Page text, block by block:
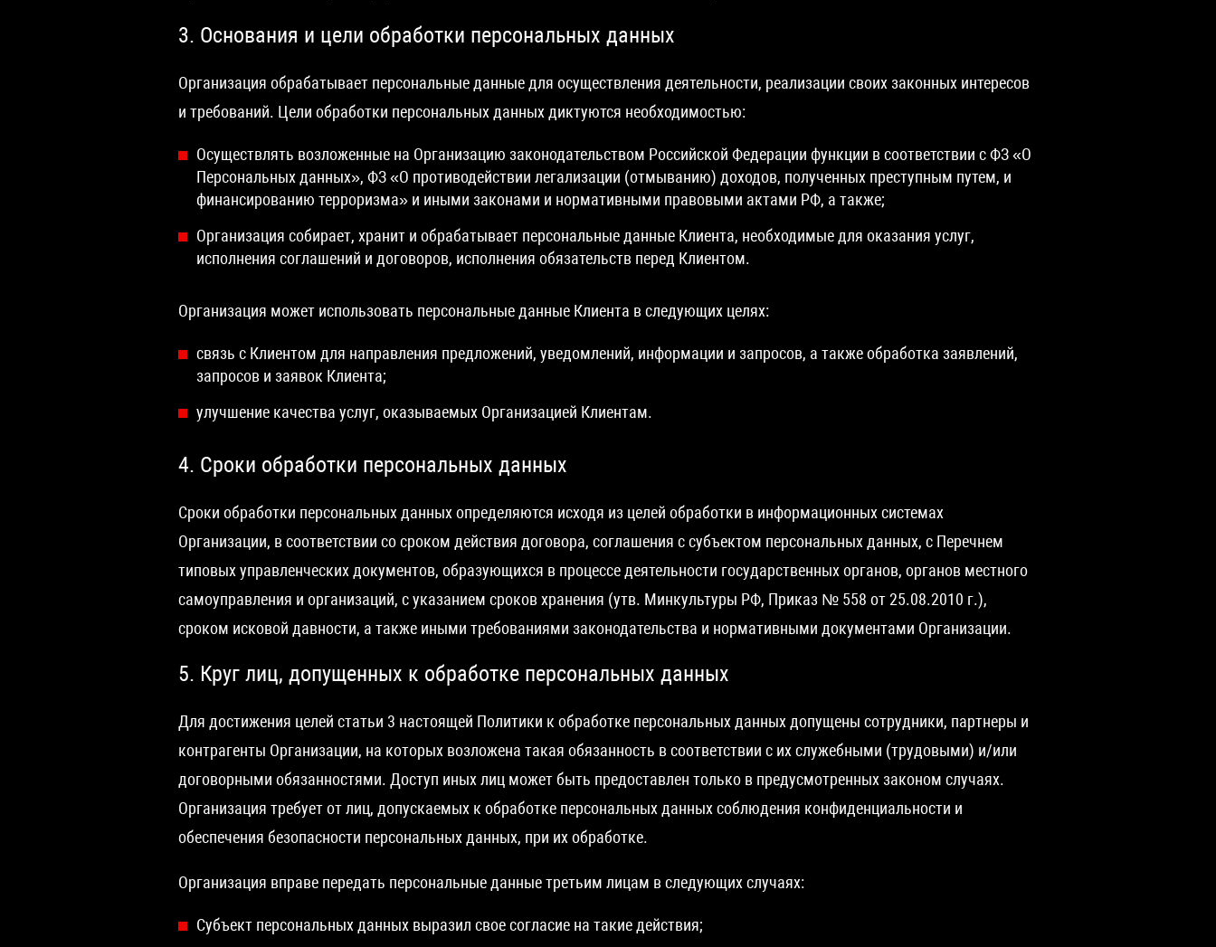
3. Основания и цели обработки персональных данных
Организация обрабатывает персональные данные для осуществления деятельности, реализации своих законных интересов
и требований. Цели обработки персональных данных диктуются необходимостью:
Осуществлять возложенные на Организацию законодательством Российской Федерации функции в соответствии с ФЗ «О
Персональных данных», ФЗ «О противодействии легализации (отмыванию) доходов, полученных преступным путем, и
финансированию терроризма» и иными законами и нормативными правовыми актами РФ, а также;
Организация собирает, хранит и обрабатывает персональные данные Клиента, необходимые для оказания услуг,
исполнения соглашений и договоров, исполнения обязательств перед Клиентом.
Организация может использовать персональные данные Клиента в следующих целях:
связь с Клиентом для направления предложений, уведомлений, информации и запросов, а также обработка заявлений,
запросов и заявок Клиента;
улучшение качества услуг, оказываемых Организацией Клиентам.
4. Сроки обработки персональных данных
Сроки обработки персональных данных определяются исходя из целей обработки в информационных системах
Организации, в соответствии со сроком действия договора, соглашения с субъектом персональных данных, с Перечнем
типовых управленческих документов, образующихся в процессе деятельности государственных органов, органов местного
самоуправления и организаций, с указанием сроков хранения (утв. Минкультуры РФ, Приказ № 558 от 25.08.2010 г.),
сроком исковой давности, а также иными требованиями законодательства и нормативными документами Организации.
5. Круг лиц, допущенных к обработке персональных данных
Для достижения целей статьи 3 настоящей Политики к обработке персональных данных допущены сотрудники, партнеры и
контрагенты Организации, на которых возложена такая обязанность в соответствии с их служебными (трудовыми) и/или
договорными обязанностями. Доступ иных лиц может быть предоставлен только в предусмотренных законом случаях.
Организация требует от лиц, допускаемых к обработке персональных данных соблюдения конфиденциальности и
обеспечения безопасности персональных данных, при их обработке.
Организация вправе передать персональные данные третьим лицам в следующих случаях:
Субъект персональных данных выразил свое согласие на такие действия;